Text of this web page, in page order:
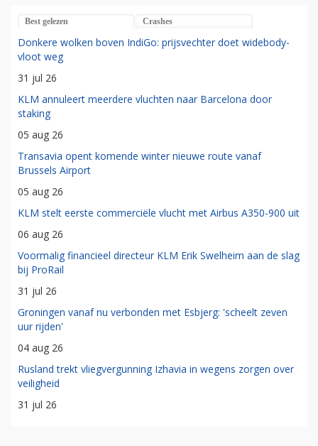
Best gelezen Crashes
Donkere wolken boven IndiGo: prijsvechter doet widebody-
vloot weg
31 jul 26
KLM annuleert meerdere vluchten naar Barcelona door
staking
05 aug 26
Transavia opent komende winter nieuwe route vanaf
Brussels Airport
05 aug 26
KLM stelt eerste commerciële vlucht met Airbus A350-900 uit
06 aug 26
Voormalig financieel directeur KLM Erik Swelheim aan de slag
bij ProRail
31 jul 26
Groningen vanaf nu verbonden met Esbjerg: 'scheelt zeven
uur rijden'
04 aug 26
Rusland trekt vliegvergunning Izhavia in wegens zorgen over
veiligheid
31 jul 26